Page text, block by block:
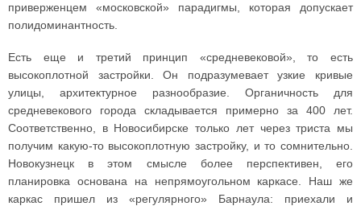
приверженцем «московской» парадигмы, которая допускает
полидоминантность.
Есть еще и третий принцип «средневековой», то есть
высокоплотной застройки. Он подразумевает узкие кривые
улицы, архитектурное разнообразие. Органичность для
средневекового города складывается примерно за 400 лет.
Соответственно, в Новосибирске только лет через триста мы
получим какую-то высокоплотную застройку, и то сомнительно.
Новокузнецк в этом смысле более перспективен, его
планировка основана на непрямоугольном каркасе. Наш же
каркас пришел из «регулярного» Барнаула: приехали и